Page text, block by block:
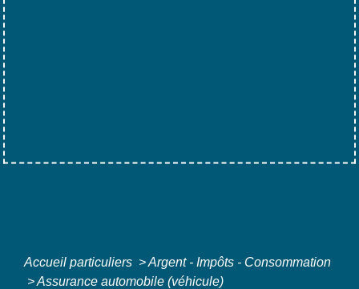
Accueil particuliers >Argent - Impôts - Consommation
>Assurance automobile (véhicule)